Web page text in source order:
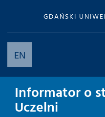
GDAŃSKI
EN
Informator o
Uczelni